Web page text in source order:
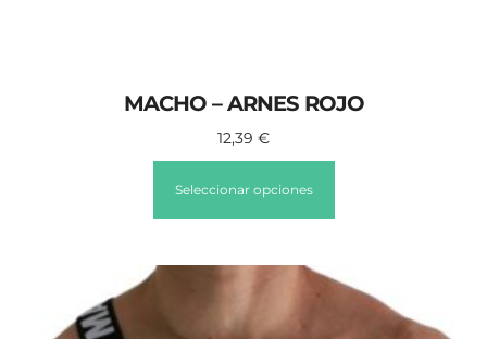
MACHO – ARNES ROJO
12,39 €
Seleccionar opciones